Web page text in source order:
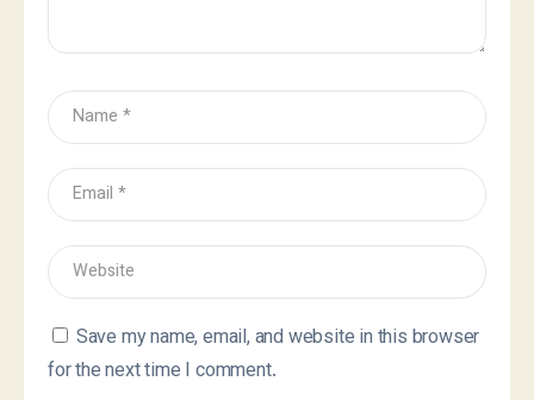
Save my name, email, and website in this browser
for the next time I comment.